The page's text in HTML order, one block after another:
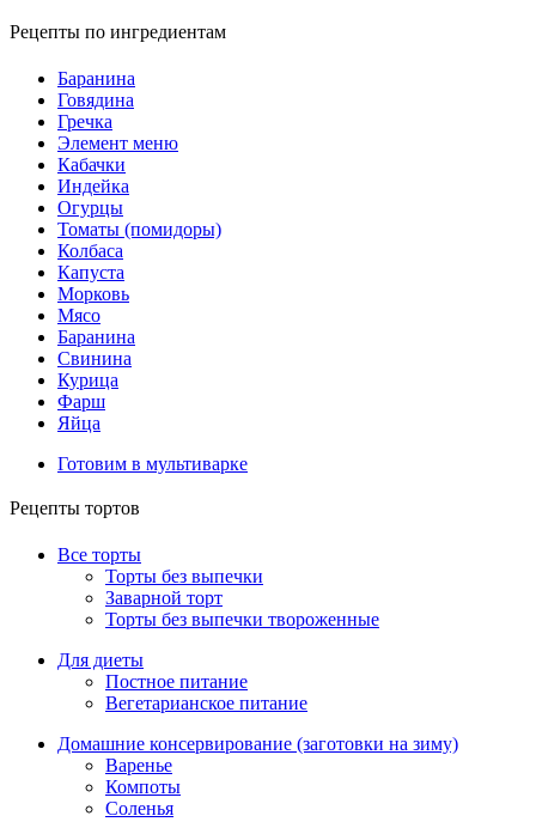
Рецепты по ингредиентам
Баранина
Говядина
Гречка
Элемент меню
Кабачки
Индейка
Огурцы
Томаты (помидоры)
Колбаса
Капуста
Морковь
Мясо
Баранина
Свинина
Курица
Фарш
Яйца
Готовим в мультиварке
Рецепты тортов
Все торты
Торты без выпечки
Заварной торт
Торты без выпечки твороженные
Для диеты
Постное питание
Вегетарианское питание
Домашние консервирование (заготовки на зиму)
Варенье
Компоты
Соленья